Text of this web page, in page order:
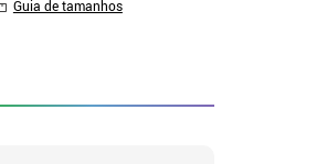
Guia de tamanhos